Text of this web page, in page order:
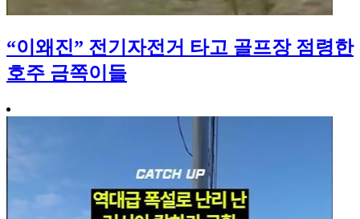
“이왜진” 전기자전거 타고 골프장 점령한
호주 금쪽이들